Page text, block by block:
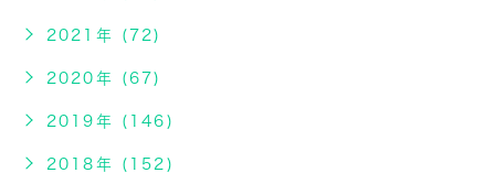
2021年 (72)
2020年 (67)
2019年 (146)
2018年 (152)